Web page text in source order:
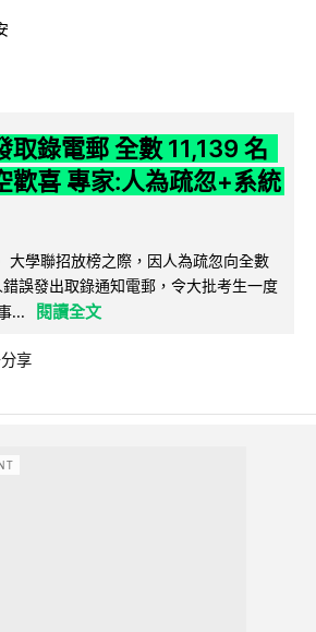
取錄電郵 全數 11,139 名
歡喜 專家:人為疏忽+系統
大學聯招放榜之際，因人為疏忽向全數
誤發出取錄通知電郵，令大批考生一度
...
閱讀全文
分享